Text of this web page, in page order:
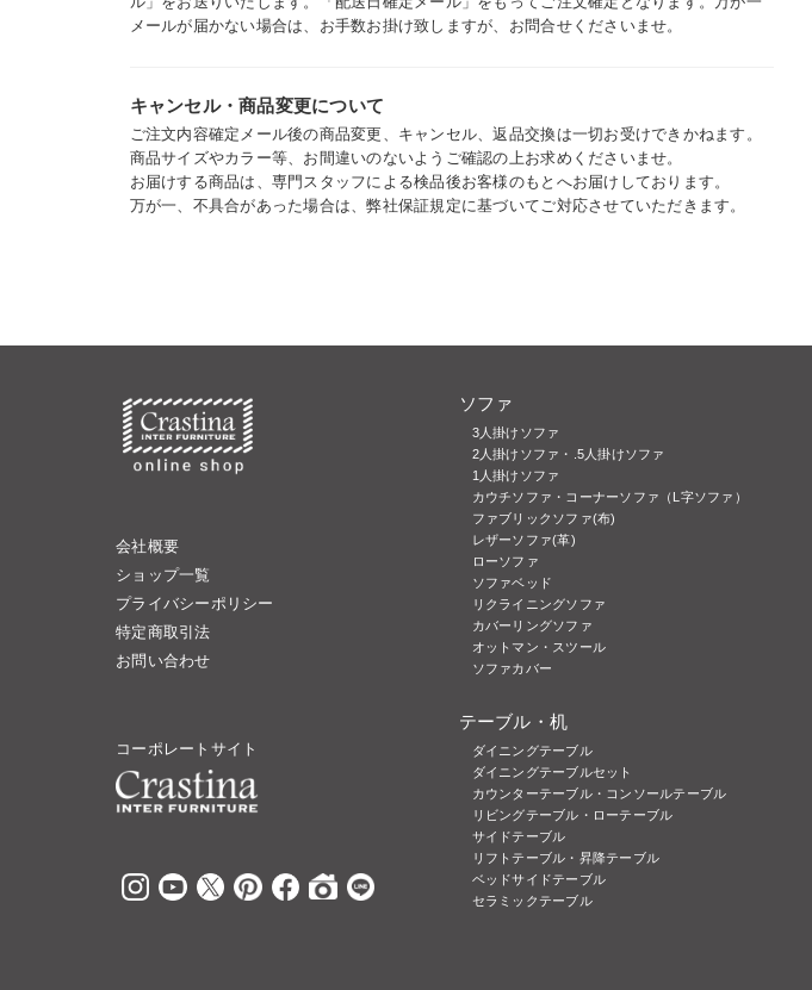
メールが届かない場合は、お手数お掛け致しますが、お問合せくださいませ。
キャンセル・商品変更について
ご注文内容確定メール後の商品変更、キャンセル、返品交換は一切お受けできかねます。
商品サイズやカラー等、お間違いのないようご確認の上お求めくださいませ。
お届けする商品は、専門スタッフによる検品後お客様のもとへお届けしております。
万が一、不具合があった場合は、弊社保証規定に基づいてご対応させていただきます。
会社概要
ショップ一覧
プライバシーポリシー
特定商取引法
お問い合わせ
コーポレートサイト
ソファ
3人掛けソファ
2人掛けソファ・.5人掛けソファ
1人掛けソファ
カウチソファ・コーナーソファ（L字ソファ）
ファブリックソファ(布)
レザーソファ(革)
ローソファ
ソファベッド
リクライニングソファ
カバーリングソファ
オットマン・スツール
ソファカバー
テーブル・机
ダイニングテーブル
ダイニングテーブルセット
カウンターテーブル・コンソールテーブル
リビングテーブル・ローテーブル
サイドテーブル
リフトテーブル・昇降テーブル
ベッドサイドテーブル
セラミックテーブル